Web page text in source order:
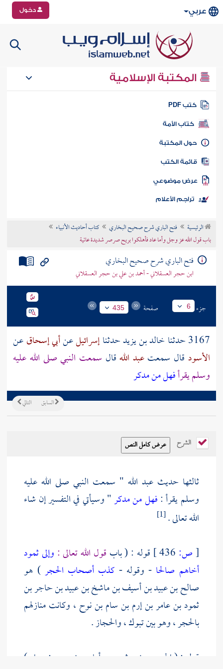
عربي دخول
المكتبة الإسلامية
كتب PDF
كتاب الأمة
المكتبة
الكتب
موضوعي
تراجم الأعلام
الرئيسية فتح الباري شرح صحيح البخاري
كتاب أحاديث الأنبياء
باب قول الله عز وجل وأما عاد فأهلكوا بريح صرصر شديدة عاتية
فتح الباري شرح صحيح البخاري
ابن حجر العسقلاني - أحمد بن علي بن حجر العسقلاني
جزء 6 صفحة 435
3167 حدثنا خالد بن يزيدحدثناإسرائيلعنأبي إسحاقعن
الأسود قال سمعتعبد اللهقال سمعت النبي صلى الله عليه
وسلم يقرأفهل من مدكر
التالي السابق
الشرح
ثالثها حديثعبد الله " سمعت النبي صلى الله عليه
وسلم يقرأ :فهل من مدكر" وسيأتي في التفسير إن شاء
الله تعالى .[1]
[ص: قوله : ( باب قول الله تعالى : وإلى ثمود
أخاهم صالحا - وقوله - كذب أصحاب الحجر) هو
صالح بن عبيد بن أسيف بن ماشخ بن عبيد بن حاجر بن
ثمودبن عامر بن إرم بن سام بن نوح ، وكانت منازلهم
بالحجر، وهو بينتبوك ،والحجاز.
قوله : (الحجر موضعثمود
، وأما حرث حجر : حرام )